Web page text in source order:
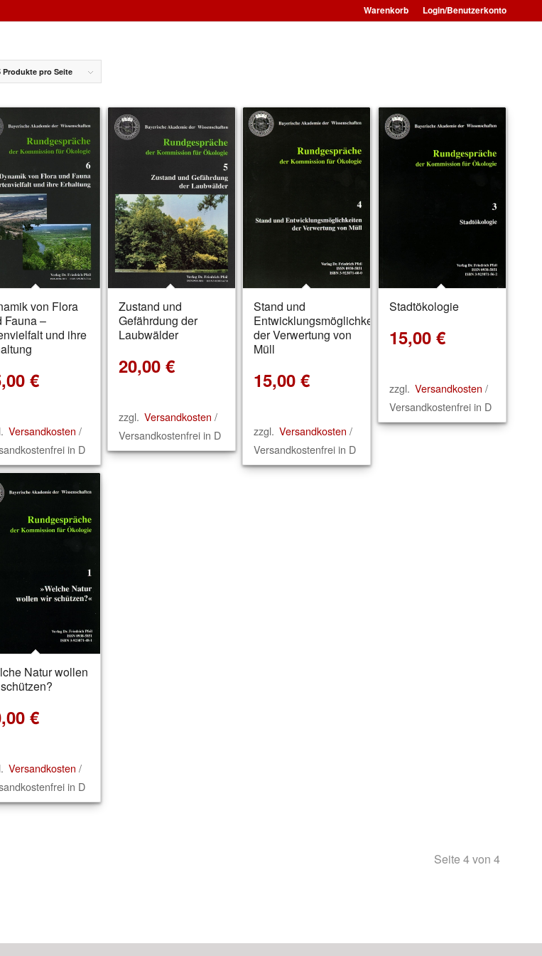
Warenkorb Login/Benutzerkonto
Produkte pro Seite
von Flora
Fauna –
und ihre
€
Versandkosten /
in D
Zustand und
Gefährdung der
Laubwälder
20,00 €
zzgl. Versandkosten /
Versandkostenfrei in D
Stand und
Entwicklungsmöglichkeiten
der Verwertung von
Müll
15,00€
zzgl. Versandkosten /
Versandkostenfrei in D
Stadtökologie
15,00 €
zzgl. Versandkosten /
Versandkostenfrei in D
Natur wollen
€
Versandkosten /
in D
Seite 4 von 4